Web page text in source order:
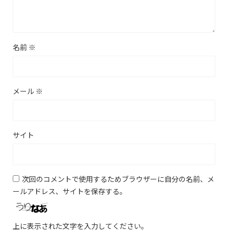
名前 ※
メール ※
サイト
次回のコメントで使用するためブラウザーに自分の名前、メ
ールアドレス、サイトを保存する。
上に表示された文字を入力してください。